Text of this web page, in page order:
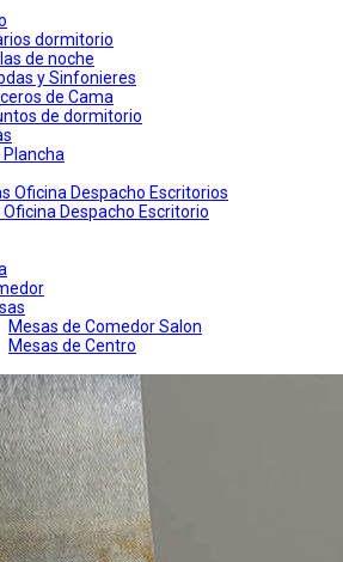
dormitorio
de noche
y Sinfonieres
de Cama
de dormitorio
Plancha
Oficina Despacho Escritorios
Oficina Despacho Escritorio
Mesas de Comedor Salon
Mesas de Centro